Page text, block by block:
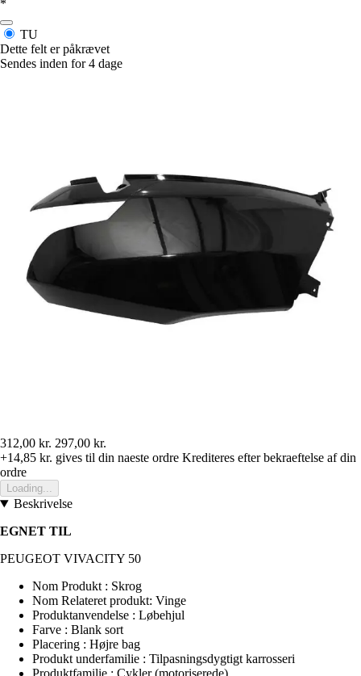
*
TU
Dette felt er påkrævet
Sendes inden for 4 dage
312,00 kr. 297,00 kr.
+14,85 kr. gives til din naeste ordre Krediteres efter bekraeftelse af din
ordre
Loading...
Beskrivelse
EGNET TIL
PEUGEOT VIVACITY 50
Nom Produkt : Skrog
Nom Relateret produkt: Vinge
Produktanvendelse : Løbehjul
Farve : Blank sort
Placering : Højre bag
Produkt underfamilie : Tilpasningsdygtigt karrosseri